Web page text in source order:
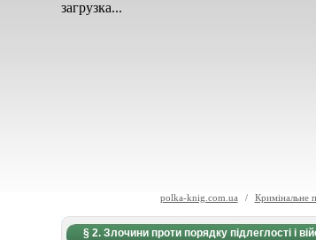
загрузка...
polka-knig.com.ua / Кримінальне
§ 2. Злочини проти порядку підлеглості і